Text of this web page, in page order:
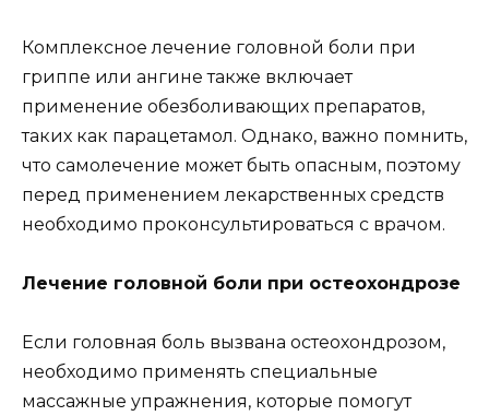
Комплексное лечение головной боли при
гриппе или ангине также включает
применение обезболивающих препаратов,
таких как парацетамол. Однако, важно помнить,
что самолечение может быть опасным, поэтому
перед применением лекарственных средств
необходимо проконсультироваться с врачом.
Лечение головной боли при остеохондрозе
Если головная боль вызвана остеохондрозом,
необходимо применять специальные
массажные упражнения, которые помогут